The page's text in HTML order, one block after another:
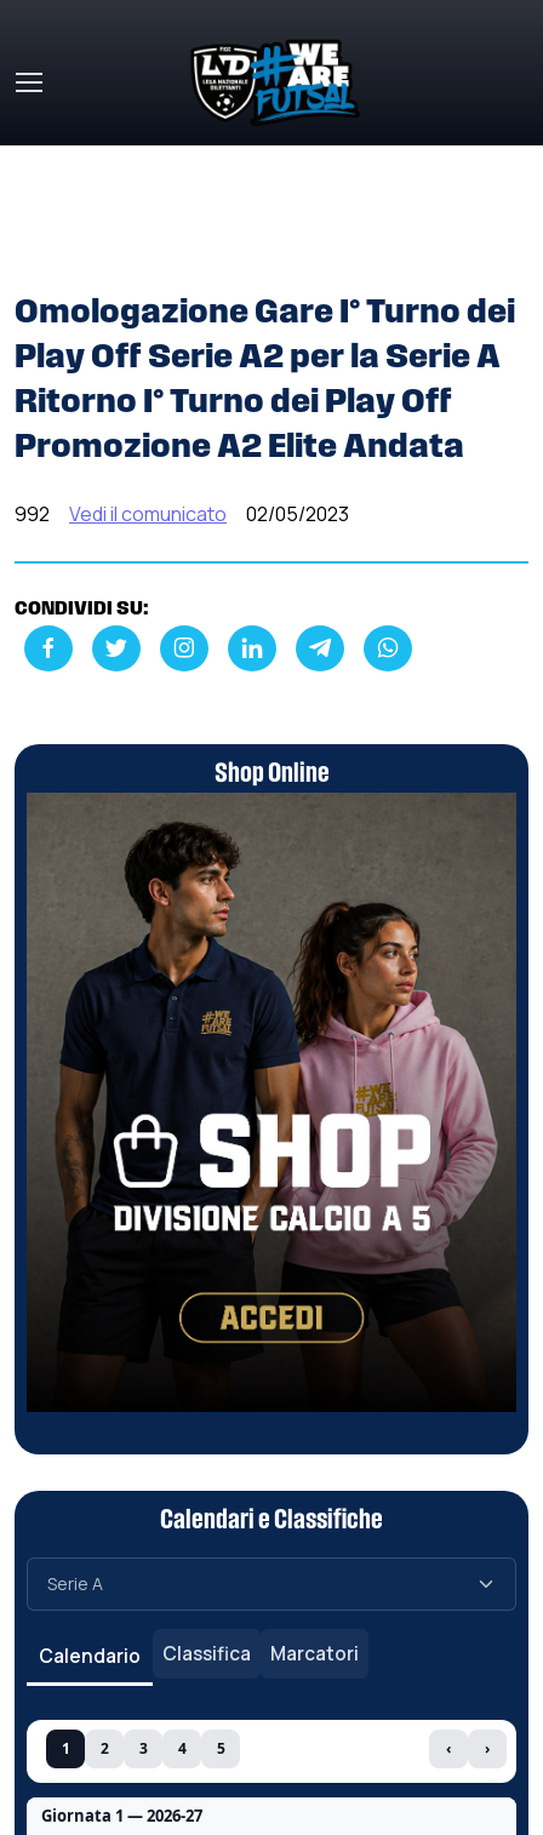
Omologazione Gare I° Turno dei
Play Off Serie A2 per la Serie A
Ritorno I° Turno dei Play Off
Promozione A2 Elite Andata
992 Vedi il comunicato 02/05/2023
CONDIVIDI SU:
Shop Online
Calendari e Classifiche
Calendario Classifica Marcatori
1 2 3 4 5 ‹ ›
Giornata 1 — 2026-27